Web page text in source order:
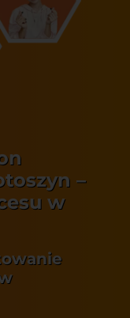
–
w